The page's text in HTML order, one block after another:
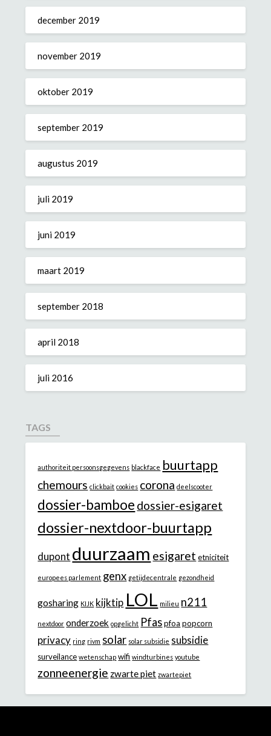
december 2019
november 2019
oktober 2019
september 2019
augustus 2019
juli 2019
juni 2019
maart 2019
september 2018
april 2018
juli 2016
TAGS
authoriteit persoonsgegevens blackface buurtapp
chemours clickbait cookies corona deelscooter
dossier-bamboe dossier-esigaret
dossier-nextdoor-buurtapp
dupont duurzaam esigaret etniciteit
europees parlement genx getijdecentrale gezondheid
gosharing KIJK kijktip LOL milieu n211
nextdoor onderzoek opgelicht Pfas pfoa popcorn
privacy ring rivm solar solar subsidie subsidie
surveilance wetenschap wifi windturbines youtube
zonneenergie zwarte piet zwartepiet